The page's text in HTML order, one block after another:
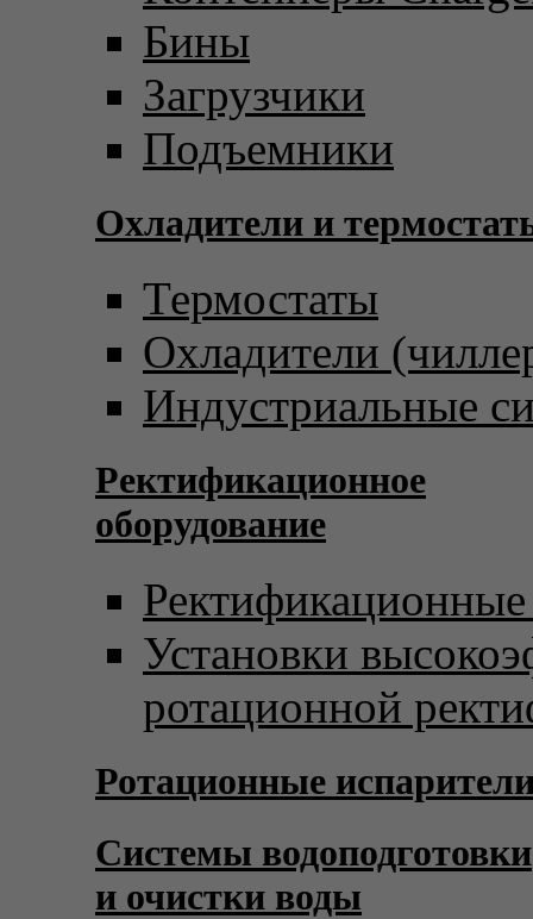
Бины
Загрузчики
Подъемники
Охладители и
Термостаты
Охладители
Индустриальные
Ректификационное
оборудование
Установки
ротационной
Ротационные
Системы водоподготовки
и очистки воды